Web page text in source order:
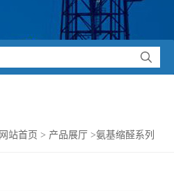
网站首页 > 产品展厅 >氨基缩醛系列